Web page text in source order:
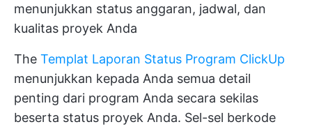
menunjukkan status anggaran, jadwal, dan
kualitas proyek Anda
The Templat Laporan Status Program ClickUp
menunjukkan kepada Anda semua detail
penting dari program Anda secara sekilas
beserta status proyek Anda. Sel-sel berkode